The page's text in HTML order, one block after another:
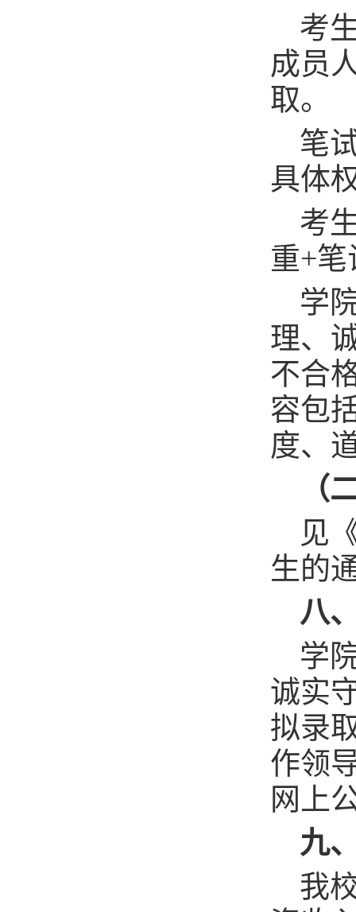
考
成员
取。
笔
具体
考
重+
学
理、
不合
容包
度、
（
见
生的
八
学
诚实
拟录
作领
网上
九
我